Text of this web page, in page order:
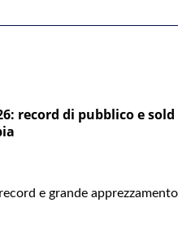
record di pubblico e
e grande